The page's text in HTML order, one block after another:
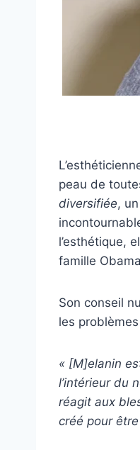
peau de
diversifiée,
l’esthétique,
famille
Son conseil
les
« [M]elanin
l’intérieur du
réagit aux
créé pour